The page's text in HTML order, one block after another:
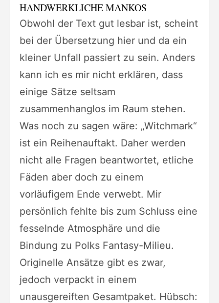
HANDWERKLICHE MANKOS
Obwohl der Text gut lesbar ist, scheint
bei der Übersetzung hier und da ein
kleiner Unfall passiert zu sein. Anders
kann ich es mir nicht erklären, dass
einige Sätze seltsam
zusammenhanglos im Raum stehen.
Was noch zu sagen wäre: „Witchmark“
ist ein Reihenauftakt. Daher werden
nicht alle Fragen beantwortet, etliche
Fäden aber doch zu einem
vorläufigem Ende verwebt. Mir
persönlich fehlte bis zum Schluss eine
fesselnde Atmosphäre und die
Bindung zu Polks Fantasy-Milieu.
Originelle Ansätze gibt es zwar,
jedoch verpackt in einem
unausgereiften Gesamtpaket. Hübsch: